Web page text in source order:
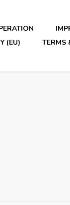
(EU) TERMS